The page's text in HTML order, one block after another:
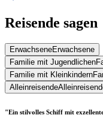
Reisende sagen
ErwachseneErwachsene
Familie mit Jugendlichen
Familie mit Kleinkindern
Alleinreisende
"Ein stilvolles Schiff mit